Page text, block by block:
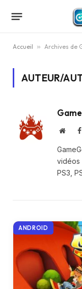
Accueil » Archives de
AUTEUR/
vidéos
PS3,
ANDROID